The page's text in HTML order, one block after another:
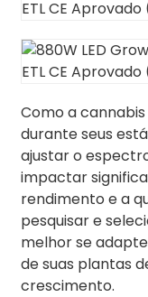
Como a
durante seus
ajustar o
impactar
rendimento e a
pesquisar e
melhor se
de suas plantas
crescimento.